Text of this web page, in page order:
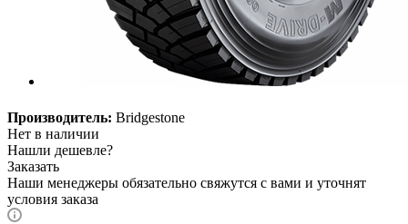
Производитель: Bridgestone
Нет в наличии
Нашли дешевле?
Заказать
Наши менеджеры обязательно свяжутся с вами и уточнят
условия заказа